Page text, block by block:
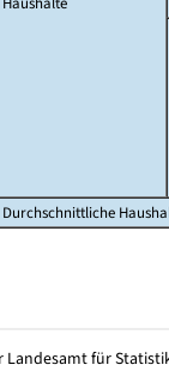
Durchschnittliche
Landesamt für